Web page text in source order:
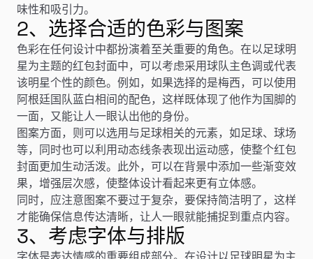
味性和吸引力。
2、选择合适的色彩与图案
色彩在任何设计中都扮演着至关重要的角色。在以足球明
星为主题的红包封面中，可以考虑采用球队主色调或代表
该明星个性的颜色。例如，如果选择的是梅西，可以使用
阿根廷国队蓝白相间的配色，这样既体现了他作为国脚的
一面，又能让人一眼认出他的身份。
图案方面，则可以选用与足球相关的元素，如足球、球场
等，同时也可以利用动态线条表现出运动感，使整个红包
封面更加生动活泼。此外，可以在背景中添加一些渐变效
果，增强层次感，使整体设计看起来更有立体感。
同时，应注意图案不要过于复杂，要保持简洁明了，这样
才能确保信息传达清晰，让人一眼就能捕捉到重点内容。
3、考虑字体与排版
字体是表达情感的重要组成部分。在设计以足球明星为主